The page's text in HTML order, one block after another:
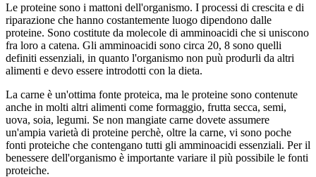
Le proteine sono i mattoni dell'organismo. I processi di crescita e di
riparazione che hanno costantemente luogo dipendono dalle
proteine. Sono costitute da molecole di amminoacidi che si uniscono
fra loro a catena. Gli amminoacidi sono circa 20, 8 sono quelli
definiti essenziali, in quanto l'organismo non puù produrli da altri
alimenti e devo essere introdotti con la dieta.
La carne è un'ottima fonte proteica, ma le proteine sono contenute
anche in molti altri alimenti come formaggio, frutta secca, semi,
uova, soia, legumi. Se non mangiate carne dovete assumere
un'ampia varietà di proteine perchè, oltre la carne, vi sono poche
fonti proteiche che contengano tutti gli amminoacidi essenziali. Per il
benessere dell'organismo è importante variare il più possibile le fonti
proteiche.